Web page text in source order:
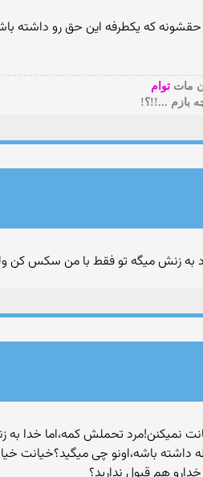
و حقشونه که یکطرفه این حق رو داشته
ماتتوام
بازم ...!!؟!
به زنش میگه تو فقط با من سکس
نمیکنن!مرد تحملش کمه،اما خدا
باشه،اونو چی میگید؟خیانت